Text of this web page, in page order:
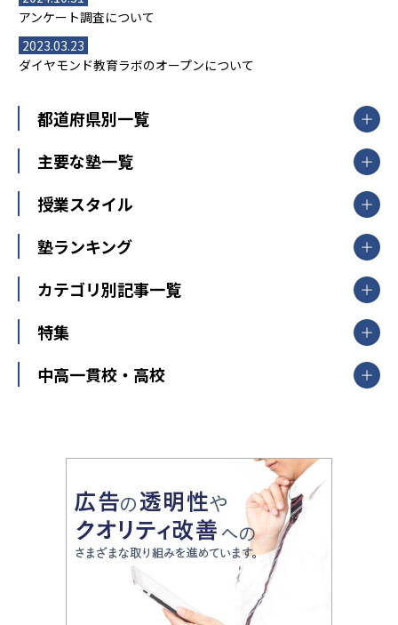
アンケート調査について
2023.03.23
ダイヤモンド教育ラボのオープンについて
都道府県別一覧
北海道・東北
山形県
福島県
関東
東京都
神奈川県
茨城県
栃木県
群馬県
新潟県
中部
愛知県
静岡県
長野県
大阪府
兵庫県 京都府 奈良県
和歌山県
鳥取県
島根県 岡山県 広島県
香川県
高知県
主要な塾一覧
【掲載塾一覧を見る】
東京個別指導学院
明光義塾
個別教室のトライ
武田塾
授業スタイル
個別指導
オンライン指導
塾ランキング
中学受験ランキング
カテゴリ別記事一覧
中学受験
大学受験
教育全般
大学受験塾の選び方
中学受験に熱心な市区町村ランキング
小学校受験
家庭教師
特集
開成番長直伝！子どもの受験を成功させる方法
運動と遊びを考える
情報Ⅰ、数学が苦手な人注目！最短距離の学力
アップ法
悩み多き「大学受験」相談室
英語・英会話・英検対策
小学校教師が解説！中学受験のリアル
中高一貫校・高校
大学入試改革
ママテクエグザム
進化する中高一貫校・高校